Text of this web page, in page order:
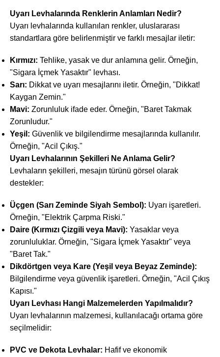
Uyarı Levhalarında Renklerin Anlamları Nedir?
Uyarı levhalarında kullanılan renkler, uluslararası
standartlara göre belirlenmiştir ve farklı mesajlar iletir:
Kırmızı: Tehlike, yasak ve dur anlamına gelir. Örneğin,
"Sigara İçmek Yasaktır" levhası.
Sarı: Dikkat ve uyarı mesajlarını iletir. Örneğin, "Dikkat!
Kaygan Zemin."
Mavi: Zorunluluk ifade eder. Örneğin, "Baret Takmak
Zorunludur."
Yeşil: Güvenlik ve bilgilendirme mesajlarında kullanılır.
Örneğin, "Acil Çıkış."
Uyarı Levhalarının Şekilleri Ne Anlama Gelir?
Levhaların şekilleri, mesajın türünü görsel olarak
destekler:
Üçgen (Sarı Zeminde Siyah Sembol): Uyarı işaretleri.
Örneğin, "Elektrik Çarpma Riski."
Daire (Kırmızı Çizgili veya Mavi): Yasaklar veya
zorunluluklar. Örneğin, "Sigara İçmek Yasaktır" veya
"Baret Tak."
Dikdörtgen veya Kare (Yeşil veya Beyaz Zeminde):
Bilgilendirme veya güvenlik işaretleri. Örneğin, "Acil Çıkış
Kapısı."
Uyarı Levhası Hangi Malzemelerden Yapılmalıdır?
Uyarı levhalarının malzemesi, kullanılacağı ortama göre
seçilmelidir:
PVC ve Dekota Levhalar: Hafif ve ekonomik